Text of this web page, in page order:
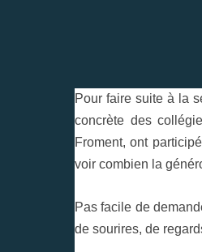
Pour faire suite à la
concrète des
Froment, ont
voir combien la
Pas facile de
de sourires, de